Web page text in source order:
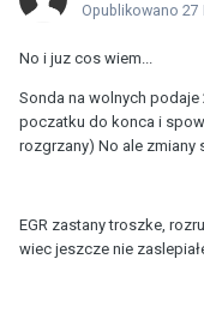
Opublikowano 27
No i juz cos wiem...
Sonda na wolnych podaje
poczatku do konca i
rozgrzany) No ale zmiany
EGR zastany troszke,
wiec jeszcze nie